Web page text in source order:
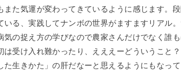
また気運が変わってきているように感じます。
いる、実践してナンボの世界がますますリアル
気の捉え方の学びなので農家さんだけでなく誰
は受け入れ難かったり、えええーどういうこと
た生きかた」の肝だなーと思えるようにもなっ